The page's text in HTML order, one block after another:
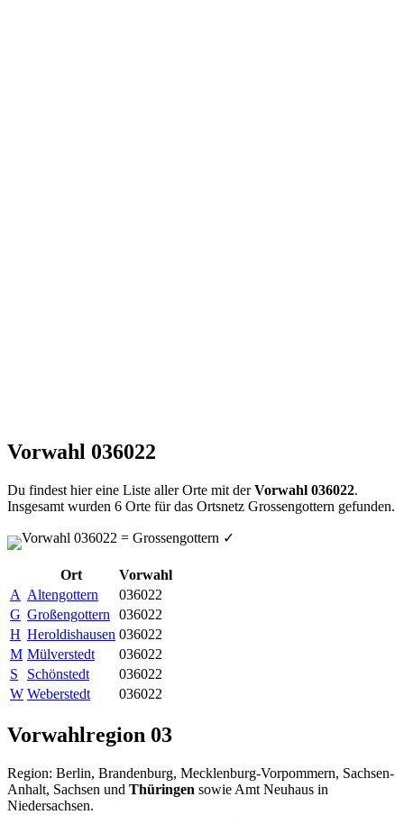
Vorwahl 036022
Du findest hier eine Liste aller Orte mit derVorwahl 036022.
Insgesamt wurden 6 Orte für das Ortsnetz Grossengottern gefunden.
Vorwahl 036022 = Grossengottern ✓
Ort
Vorwahl
A Altengottern
036022
G Großengottern
036022
H Heroldishausen 036022
M Mülverstedt
036022
S
Schönstedt
036022
W Weberstedt 036022
Vorwahlregion 03
Region: Berlin, Brandenburg, Mecklenburg-Vorpommern, Sachsen-
Anhalt, Sachsen und Thüringen sowie Amt Neuhaus in
Niedersachsen.